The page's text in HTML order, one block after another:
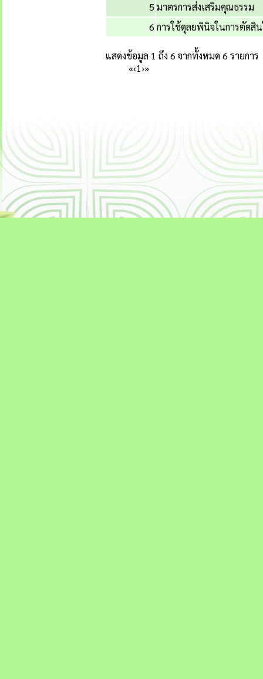
5 มาตรการส่งเสริมคุณธรรม
6 การใช้ดุลยพินิจในการตัดสิน
แสดงข้อมูล 1 ถึง 6 จากทั้งหมด 6 รายการ
«‹1›»